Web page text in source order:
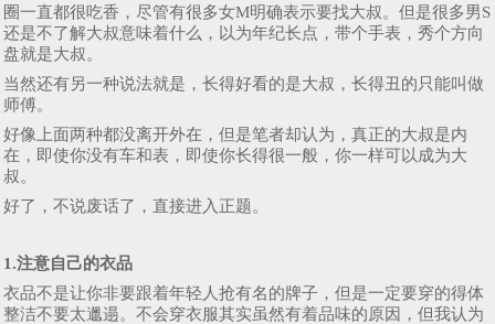
圈一直都很吃香，尽管有很多女M明确表示要找大叔。但是很多男S
还是不了解大叔意味着什么，以为年纪长点，带个手表，秀个方向
盘就是大叔。
当然还有另一种说法就是，长得好看的是大叔，长得丑的只能叫做
师傅。
好像上面两种都没离开外在，但是笔者却认为，真正的大叔是内
在，即使你没有车和表，即使你长得很一般，你一样可以成为大
叔。
好了，不说废话了，直接进入正题。
1.注意自己的衣品
衣品不是让你非要跟着年轻人抢有名的牌子，但是一定要穿的得体
整洁不要太邋遢。不会穿衣服其实虽然有着品味的原因，但我认为